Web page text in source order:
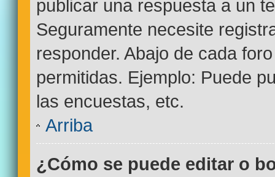
publicar una respuesta a un
Seguramente necesite
responder. Abajo de cada
permitidas. Ejemplo: Puede
las encuestas, etc.
Arriba
¿Cómo se puede editar o